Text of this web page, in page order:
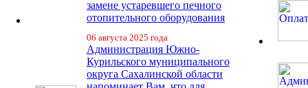
замене устаревшего печного
отопительного оборудования
06 августа 2025 года
Администрация Южно-
Курильского муниципального
округа Сахалинской области